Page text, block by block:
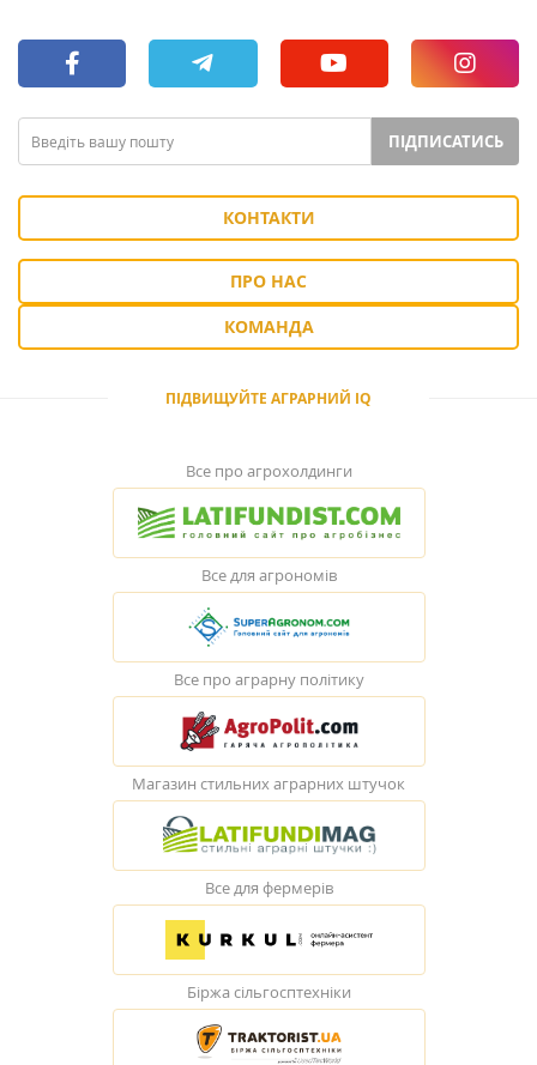
ПІДПИСАТИСЬ
КОНТАКТИ
ПРО НАС
КОМАНДА
ПІДВИЩУЙТЕ АГРАРНИЙ IQ
Все про агрохолдинги
Все для агрономів
Все про аграрну політику
Магазин стильних аграрних штучок
Все для фермерів
Біржа сільгосптехніки